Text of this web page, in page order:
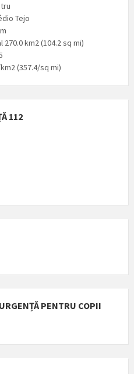
Tejo
270.0 km2 (104.2 sq mi)
(357.4/sq mi)
112
PENTRU COPII